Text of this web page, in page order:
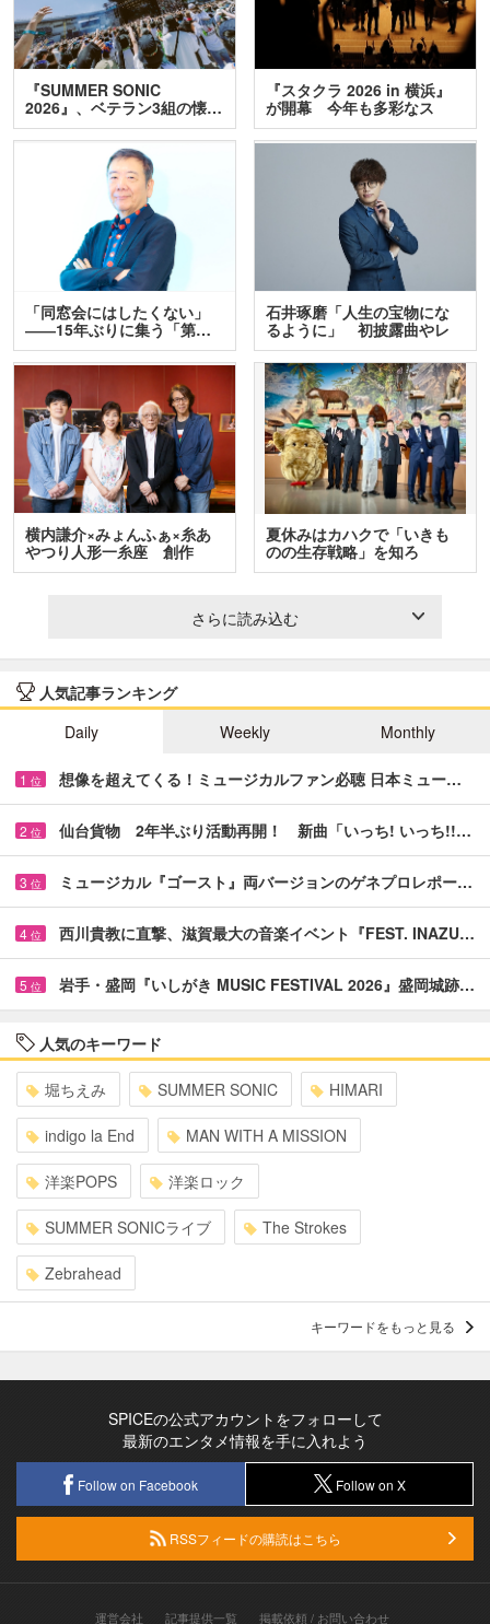
『SUMMER SONIC
2026』、ベテラン3組の懐…
『スタクラ 2026 in 横浜』
が開幕 今年も多彩なス
テ…
「同窓会にはしたくない」
――15年ぶりに集う「第…
石井琢磨「人生の宝物にな
るように」 初披露曲やレ
ア…
横内謙介×みょんふぁ×糸あ
やつり人形一糸座 創作
人…
夏休みはカハクで「いきも
のの生存戦略」を知ろ
う！ …
さらに読み込む
人気記事ランキング
Daily
Weekly Monthly
1 位 想像を超えてくる！ミュージカルファン必聴 日本ミュー…
2 位 仙台貨物 2年半ぶり活動再開！ 新曲「いっち! いっち!!…
3 位 ミュージカル『ゴースト』両バージョンのゲネプロレポー…
4 位 西川貴教に直撃、滋賀最大の音楽イベント『FEST. INAZU…
5 位 岩手・盛岡『いしがき MUSIC FESTIVAL 2026』盛岡城跡…
人気のキーワード
堀ちえみ SUMMER SONIC HIMARI
indigo la End MAN WITH A MISSION
洋楽POPS 洋楽ロック
SUMMER SONICライブ The Strokes
Zebrahead
キーワードをもっと見る
SPICEの公式アカウントをフォローして
最新のエンタメ情報を手に入れよう
Follow on Facebook Follow on X
RSSフィードの購読はこちら
運営会社 記事提供一覧 掲載依頼 / お問い合わせ